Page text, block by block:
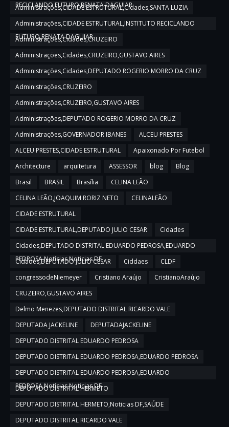
RECICLANDO FUTURO,RENATA DAGUIAR
Administrações,CIDADE ESTRUTURAL,Cidades,SANTA LUZIA
Administrações,CIDADE ESTRUTURAL,INSTITUTO RECICLANDO
FUTURO,RENATA DAGUIAR
Administrações,Cidades,CRUZEIRO
Administrações,Cidades,CRUZEIRO,GUSTAVO AIRES
Administrações,Cidades,DEPUTADO ROGERIO MORRO DA CRUZ
Administrações,CRUZEIRO
Administrações,CRUZEIRO,GUSTAVO AIRES
Administrações,DEPUTADO ROGERIO MORRO DA CRUZ
Administrações,GOVERNADOR IBANES
ALCEU PRESTES
ALCEU PRESTES,CIDADE ESTRUTURAL
Apaixonado Por Futebol
Architecture
arquitetura ASSESSOR blog
Blog
Brasil
BRASIL Brasília
CELINA LEÃO
CELINA LEÃO,JOAQUIM RORIZ NETO
CELINALEÃO
CIDADE ESTRUTURAL
CIDADE ESTRUTURAL,DEPUTADO JULIO CESAR
Cidades
Cidades,DEPUTADO DISTRITAL EDUARDO PEDROSA,EDUARDO
PEDROSA,Notícias,Noticias DF
Cidades,DEPUTADO JULIO CESAR Ciddaes
CLDF
congressodeNiemeyer
Cristiano Araújo
CristianoAraújo
CRUZEIRO,GUSTAVO AIRES
Delmo Menezes,DEPUTADO DISTRITAL RICARDO VALE
DEPUTADA JACKELINE
DEPUTADAJACKELINE
DEPUTADO DISTRITAL EDUARDO PEDROSA
DEPUTADO DISTRITAL EDUARDO PEDROSA,EDUARDO PEDROSA
DEPUTADO DISTRITAL EDUARDO PEDROSA,EDUARDO
PEDROSA,Notícias,Noticias DF
DEPUTADO DISTRITAL HERMETO
DEPUTADO DISTRITAL HERMETO,Noticias DF,SAÚDE
DEPUTADO DISTRITAL RICARDO VALE